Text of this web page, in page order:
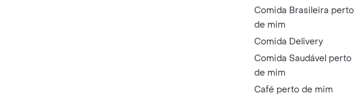
Comida Brasileira perto
de mim
Comida Delivery
Comida Saudável perto
de mim
Café perto de mim